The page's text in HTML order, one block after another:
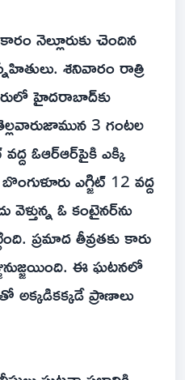
నెల్లూరుకు చెందిన
శనివారం రాత్రి
హైదరాబాద్‌కు
3 గంటల
ఓఆర్‌ఆర్‌పైకి ఎక్కి
ఎగ్జిట్ 12 వద్ద
వెళ్తున్న ఓ కంటైనర్‌ను
ప్రమాద తీవ్రతకు కారు
ఈ ఘటనలో
ప్రాణాలు